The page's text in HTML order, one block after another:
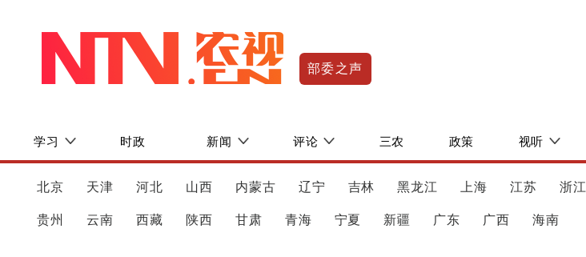
部委之声
学习 时政 新闻 评论 三农 政策 视听
北京 天津 河北 山西 内蒙古 辽宁 吉林 黑龙江 上海 江苏 浙江
贵州 云南 西藏 陕西 甘肃 青海 宁夏 新疆 广东 广西 海南